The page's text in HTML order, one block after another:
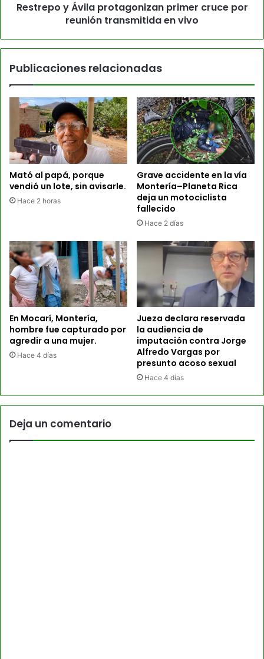
Restrepo y Ávila protagonizan primer cruce por
reunión transmitida en vivo
Publicaciones relacionadas
Mató al papá, porque
vendió un lote, sin avisarle.
Hace 2 horas
Grave accidente en la vía
Montería–Planeta Rica
deja un motociclista
fallecido
Hace 2 días
En Mocarí, Montería,
hombre fue capturado por
agredir a una mujer.
Hace 4 días
Jueza declara reservada
la audiencia de
imputación contra Jorge
Alfredo Vargas por
presunto acoso sexual
Hace 4 días
Deja un comentario